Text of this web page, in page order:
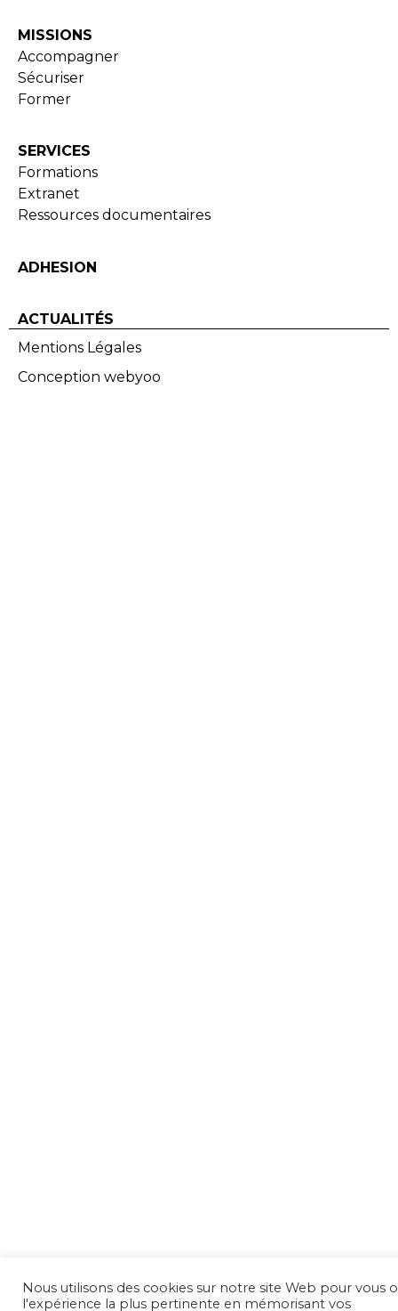
MISSIONS
Accompagner
Sécuriser
Former
SERVICES
Formations
Extranet
Ressources documentaires
ADHESION
ACTUALITÉS
Mentions Légales
Conception webyoo
Nous utilisons des cookies sur notre site Web pour vous
l'expérience la plus pertinente en mémorisant vos